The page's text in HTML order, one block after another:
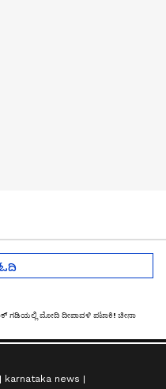
ಓದಿ
karnataka news